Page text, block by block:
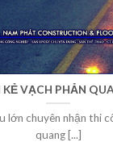
KẺ VẠCH PHẢN
lớn chuyên nhận thi
quang [...]